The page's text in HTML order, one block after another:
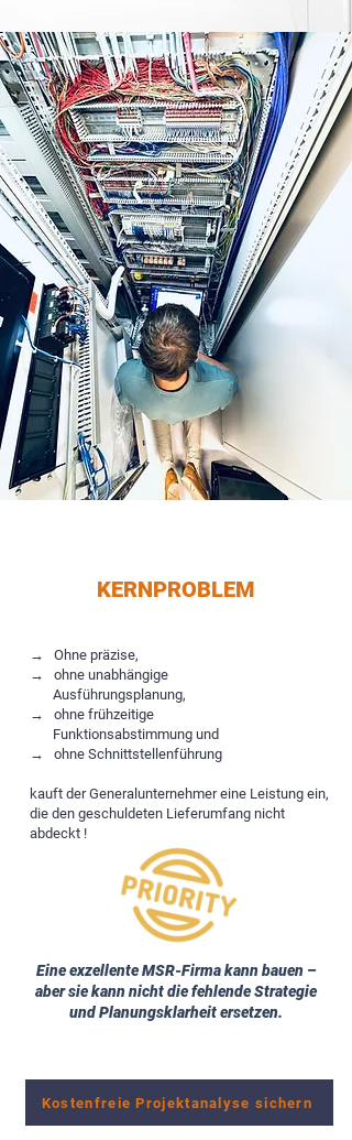
KERNPROBLEM
→ Ohne präzise,
→ ohne unabhängige
Ausführungsplanung,
→ ohne frühzeitige
Funktionsabstimmung und
→ ohne Schnittstellenführung
kauft der Generalunternehmer eine Leistung ein,
die den geschuldeten Lieferumfang nicht
abdeckt !
Eine exzellente MSR-Firma kann bauen –
aber sie kann nicht die fehlende Strategie
und Planungsklarheit ersetzen.
Kostenfreie Projektanalyse sichern